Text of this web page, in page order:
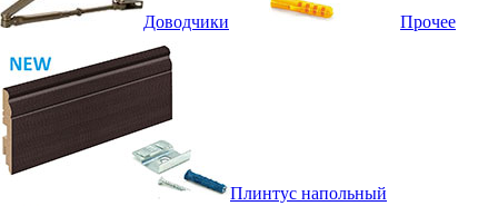
Доводчики Прочее
Плинтус напольный